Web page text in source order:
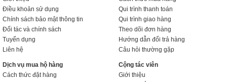
Điều khoản sử dụng
Chính sách bảo mật thông tin
Đối tác và chính sách
Tuyển dụng
Liên hệ
Qui trình thanh toán
Qui trình giao hàng
Theo dõi đơn hàng
Hướng dẫn đổi trả hàng
Câu hỏi thường gặp
Dịch vụ mua hộ hàng
Cách thức đặt hàng
Cộng tác viên
Giới thiệu